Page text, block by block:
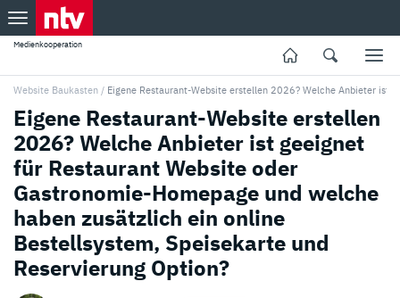
Medienkooperation
Website Baukasten / Eigene Restaurant-Website erstellen 2026? Welche Anbieter ist
Eigene Restaurant-Website erstellen
2026? Welche Anbieter ist geeignet
für Restaurant Website oder
Gastronomie-Homepage und welche
haben zusätzlich ein online
Bestellsystem, Speisekarte und
Reservierung Option?